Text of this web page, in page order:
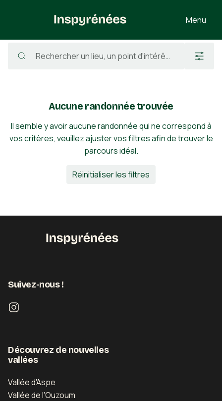
Menu
/ France / Hautes-Pyrénées
Aucune randonnée trouvée
Il semble y avoir aucune randonnée qui ne correspond à
vos critères, veuillez ajuster vos filtres afin de trouver le
parcours idéal.
Réinitialiser les filtres
Suivez-nous !
Découvrez de nouvelles
vallées
Vallée d'Aspe
Vallée de l'Ouzoum